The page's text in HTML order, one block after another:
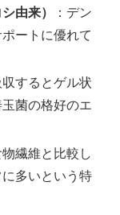
由来）
：デン
ートに優れて
収するとゲル状
菌の格好のエ
繊維と比較し
多いという特